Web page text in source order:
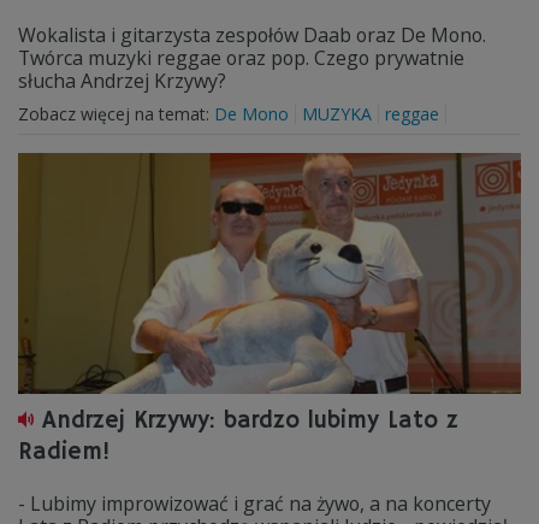
Wokalista i gitarzysta zespołów Daab oraz De Mono.
Twórca muzyki reggae oraz pop. Czego prywatnie
słucha Andrzej Krzywy?
Zobacz więcej na temat: De Mono MUZYKA reggae
Andrzej Krzywy: bardzo lubimy Lato z
Radiem!
- Lubimy improwizować i grać na żywo, a na koncerty